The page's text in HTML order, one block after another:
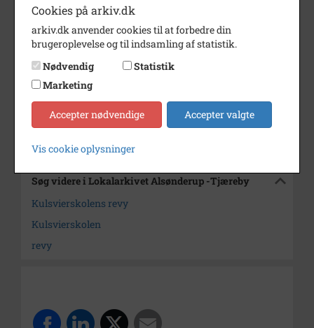
Dateringsnote
28/5 1977
Fotograf
Anne Sophie Rubæk Hansen
Søg videre i Lokalarkivet Alsønderup -Tjæreby
Kulsvierskolens revy
Kulsvierskolen
revy
Cookies på arkiv.dk
arkiv.dk anvender cookies til at forbedre din
brugeroplevelse og til indsamling af statistik.
Nødvendig
Statistik
Marketing
Accepter nødvendige Accepter valgte
Vis cookie oplysninger